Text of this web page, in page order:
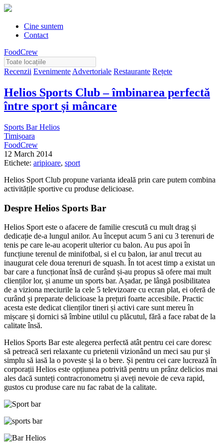
Cine suntem
Contact
FoodCrew
Recenzii Evenimente Advertoriale Restaurante Rețete
Helios Sports Club – îmbinarea perfectă
între sport și mâncare
Sports Bar Helios
Timișoara
FoodCrew
12 March 2014
Etichete: aripioare, sport
Helios Sport Club propune varianta ideală prin care putem combina
activitățile sportive cu produse delicioase.
Despre Helios Sports Bar
Helios Sport este o afacere de familie crescută cu mult drag și
dedicație de-a lungul anilor. Au început acum 5 ani cu 3 terenuri de
tenis pe care le-au acoperit ulterior cu balon. Au pus apoi în
funcțiune terenul de minifotbal, si el cu balon, iar anul trecut au
inaugurat cele doua terenuri de squash. În tot acest timp a existat un
bar care a funcționat însă de curând și-au propus să ofere mai mult
clienților lor, și anume un sports bar. Așadar, pe lângă posibilitatea
de a viziona meciurile la cele 5 televizoare cu ecran plat, ei oferă de
curând și preparate delicioase la prețuri foarte accesibile. Practic
acesta este dedicat clienților tineri și activi care sunt mereu în
mișcare și dornici să îmbine utilul cu plăcutul, fără a face rabat de la
calitate însă.
Helios Sports Bar este alegerea perfectă atât pentru cei care doresc
să petreacă seri relaxante cu prietenii vizionând un meci sau pur și
simplu să iasă la o poveste și la o bere. Și pentru cei care lucrează în
corporații Helios este opțiunea potrivită pentru un prânz delicios mai
ales dacă sunteți contracronometru și aveți nevoie de ceva rapid,
gustos cu produse care nu fac rabat de la calitate.